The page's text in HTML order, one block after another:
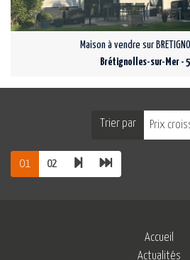
Maison à vendre sur
Brétignolles-sur-Mer -
Trier par Prix
01 02
Accueil
Actualités